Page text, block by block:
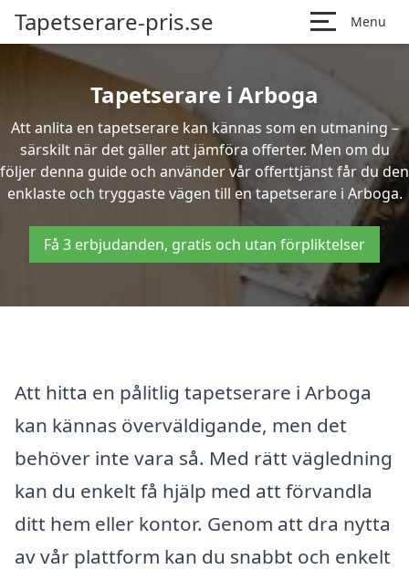
Tapetserare-pris.se Menu
Tapetserare i Arboga
Att anlita en tapetserare kan kännas som en utmaning –
särskilt när det gäller att jämföra offerter. Men om du
följer denna guide och använder vår offerttjänst får du den
enklaste och tryggaste vägen till en tapetserare i Arboga.
Få 3 erbjudanden, gratis och utan förpliktelser
Att hitta en pålitlig tapetserare i Arboga
kan kännas överväldigande, men det
behöver inte vara så. Med rätt vägledning
kan du enkelt få hjälp med att förvandla
ditt hem eller kontor. Genom att dra nytta
av vår plattform kan du snabbt och enkelt